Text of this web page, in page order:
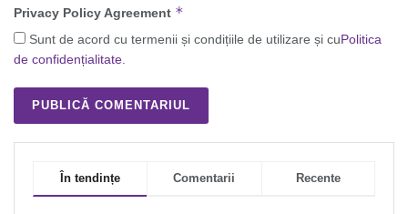
Privacy Policy Agreement *
Sunt de acord cu termenii și condițiile de utilizare și cuPolitica
de confidențialitate
În tendințe Comentarii Recente